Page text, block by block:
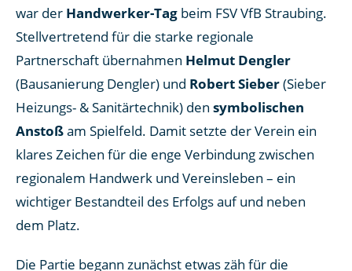
war der Handwerker-Tag beim FSV VfB Straubing.
Stellvertretend für die starke regionale
Partnerschaft übernahmen Helmut Dengler
(Bausanierung Dengler) und Robert Sieber(Sieber
Heizungs- & Sanitärtechnik) den symbolischen
Anstoßam Spielfeld. Damit setzte der Verein ein
klares Zeichen für die enge Verbindung zwischen
regionalem Handwerk und Vereinsleben – ein
wichtiger Bestandteil des Erfolgs auf und neben
dem Platz.
Die Partie begann zunächst etwas zäh für die